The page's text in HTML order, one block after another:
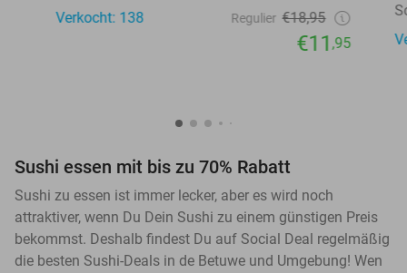
Verkocht: 138
Regulier €18,95
€11,95
Sushi essen mit bis zu 70% Rabatt
Sushi zu essen ist immer lecker, aber es wird noch
attraktiver, wenn Du Dein Sushi zu einem günstigen Preis
bekommst. Deshalb findest Du auf Social Deal regelmäßig
die besten Sushi-Deals in de Betuwe und Umgebung! Wen